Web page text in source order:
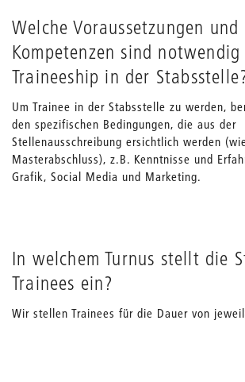
Welche Voraussetzungen und
Kompetenzen sind
Traineeship in der
Um Trainee in der Stabsstelle zu werden,
den spezifischen Bedingungen, die aus der
Stellenausschreibung ersichtlich werden
Masterabschluss), z.B. Kenntnisse und
Grafik, Social Media und Marketing.
In welchem Turnus stellt die
Trainees ein?
Wir stellen Trainees für die Dauer von